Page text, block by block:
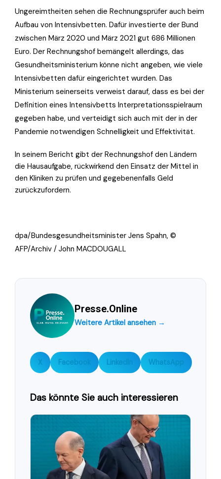
Ungereimtheiten sehen die Rechnungsprüfer auch beim
Aufbau von Intensivbetten. Dafür investierte der Bund
zwischen März 2020 und März 2021 gut 686 Millionen
Euro. Der Rechnungshof bemängelt allerdings, das
Gesundheitsministerium könne nicht angeben, wie viele
Intensivbetten dafür eingerichtet wurden. Das
Ministerium seinerseits verweist darauf, dass es bei der
Definition eines Intensivbetts Interpretationsspielraum
gegeben habe, und verteidigt sich auch mit der in der
Pandemie notwendigen Schnelligkeit und Effektivität.
In seinem Bericht gibt der Rechnungshof den Ländern
die Hausaufgabe, rückwirkend den Einsatz der Mittel in
den Kliniken zu prüfen und gegebenenfalls Geld
zurückzufordern.
dpa/Bundesgesundheitsminister Jens Spahn, ©
AFP/Archiv / John MACDOUGALL
Presse.Online
Weitere Artikel ansehen →
X Facebook LinkedIn WhatsApp
Das könnte Sie auch interessieren